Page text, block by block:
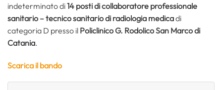
indeterminato di14 posti di collaboratore professionale
sanitario – tecnico sanitario di radiologia medicadi
categoria D presso il Policlinico G. Rodolico San Marco di
Catania.
Scarica il bando